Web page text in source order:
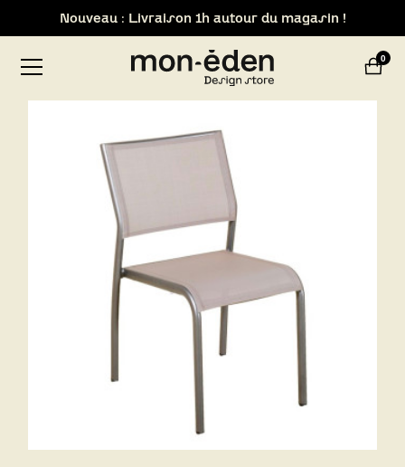
Nouveau : Livraison 1h autour du magasin !
Retrait de votre commande dans notre design store de
Lyon-Brignais
0